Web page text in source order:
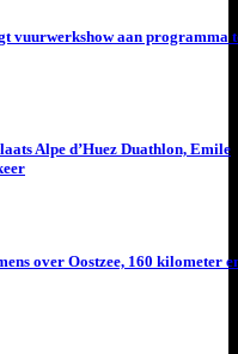
vuurwerkshow aan programma
Alpe d’Huez Duathlon, Emile
over Oostzee, 160 kilometer